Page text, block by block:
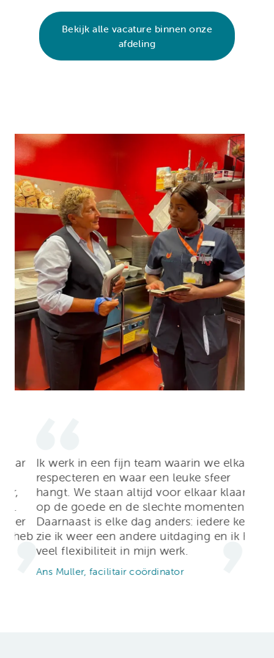
Bekijk alle vacature binnen onze
afdeling
Ik werk in een fijn team waarin we elkaar
respecteren en waar een leuke sfeer
hangt. We staan altijd voor elkaar klaar,
op de goede en de slechte momenten.
Daarnaast is elke dag anders: iedere keer
zie ik weer een andere uitdaging en ik heb
veel flexibiliteit in mijn werk.
Ans Muller, facilitair coördinator